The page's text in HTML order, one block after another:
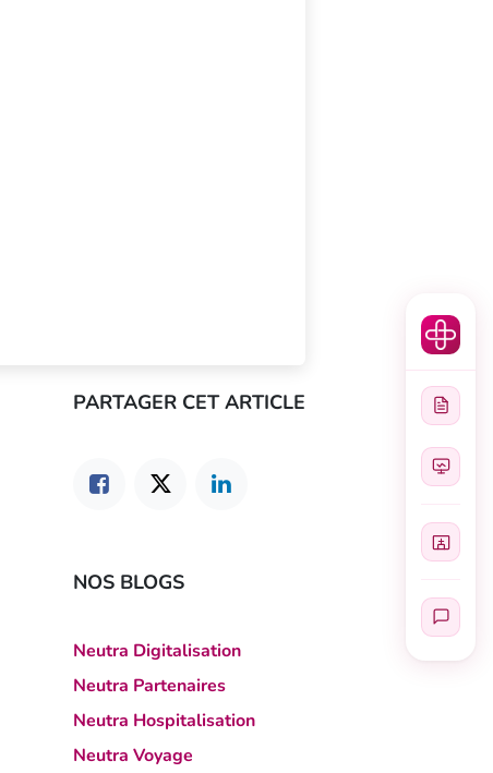
PARTAGER CET ARTICLE
NOS BLOGS
Neutra Digitalisation
Neutra Partenaires
Neutra Hospitalisation
Neutra Voyage